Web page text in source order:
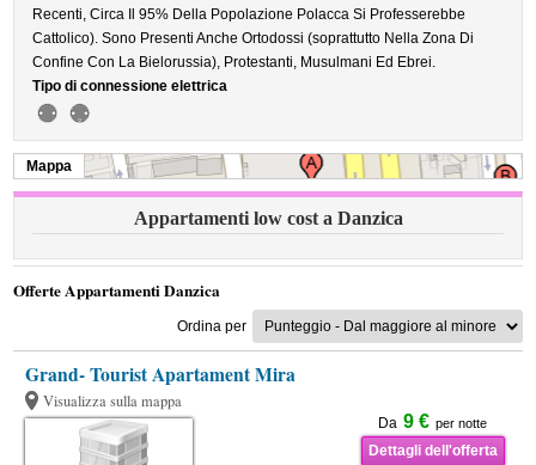
Recenti, Circa Il 95% Della Popolazione Polacca Si Professerebbe
Cattolico). Sono Presenti Anche Ortodossi (soprattutto Nella Zona Di
Confine Con La Bielorussia), Protestanti, Musulmani Ed Ebrei.
Tipo di connessione elettrica
Mappa
Appartamenti low cost a Danzica
Offerte Appartamenti Danzica
Ordina per
Grand- Tourist Apartament Mira
Visualizza sulla mappa
Da 9 € per notte
Dettagli dell'offerta